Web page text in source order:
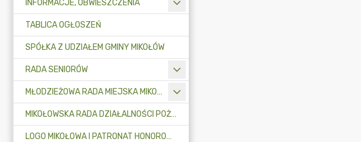
INFORMACJE, OBWIESZCZENIA
TABLICA OGŁOSZEŃ
SPÓŁKA Z UDZIAŁEM GMINY MIKOŁÓW
RADA SENIORÓW
MŁODZIEŻOWA RADA MIEJSKA MIKOŁOWA
MIKOŁOWSKA RADA DZIAŁALNOŚCI POŻYTKU PUBLICZNEGO
LOGO MIKOŁOWA I PATRONAT HONOROWY BURMISTRZA MIKOŁOWA